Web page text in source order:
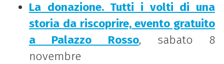
La donazione. Tutti i volti di una
storia da riscoprire, evento gratuito
a Palazzo Rosso, sabato 8
novembre